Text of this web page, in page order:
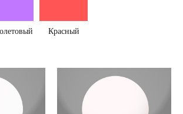
Красный